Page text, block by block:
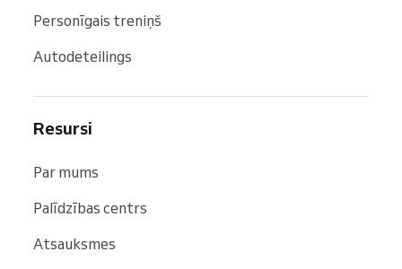
Personīgais treniņš
Autodeteilings
Resursi
Par mums
Palīdzības centrs
Atsauksmes